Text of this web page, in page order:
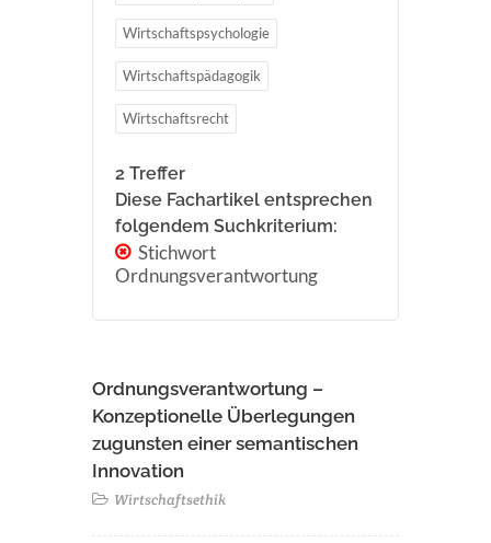
Wirtschaftspsychologie
Wirtschaftspädagogik
Wirtschaftsrecht
2 Treffer
Diese Fachartikel entsprechen
folgendem Suchkriterium:
Stichwort
Ordnungsverantwortung
Ordnungsverantwortung –
Konzeptionelle Überlegungen
zugunsten einer semantischen
Innovation
Wirtschaftsethik